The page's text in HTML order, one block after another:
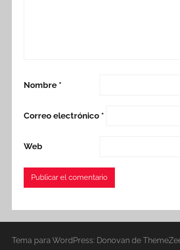
Nombre *
Correo electrónico *
Web
Tema para WordPress: Donovan de